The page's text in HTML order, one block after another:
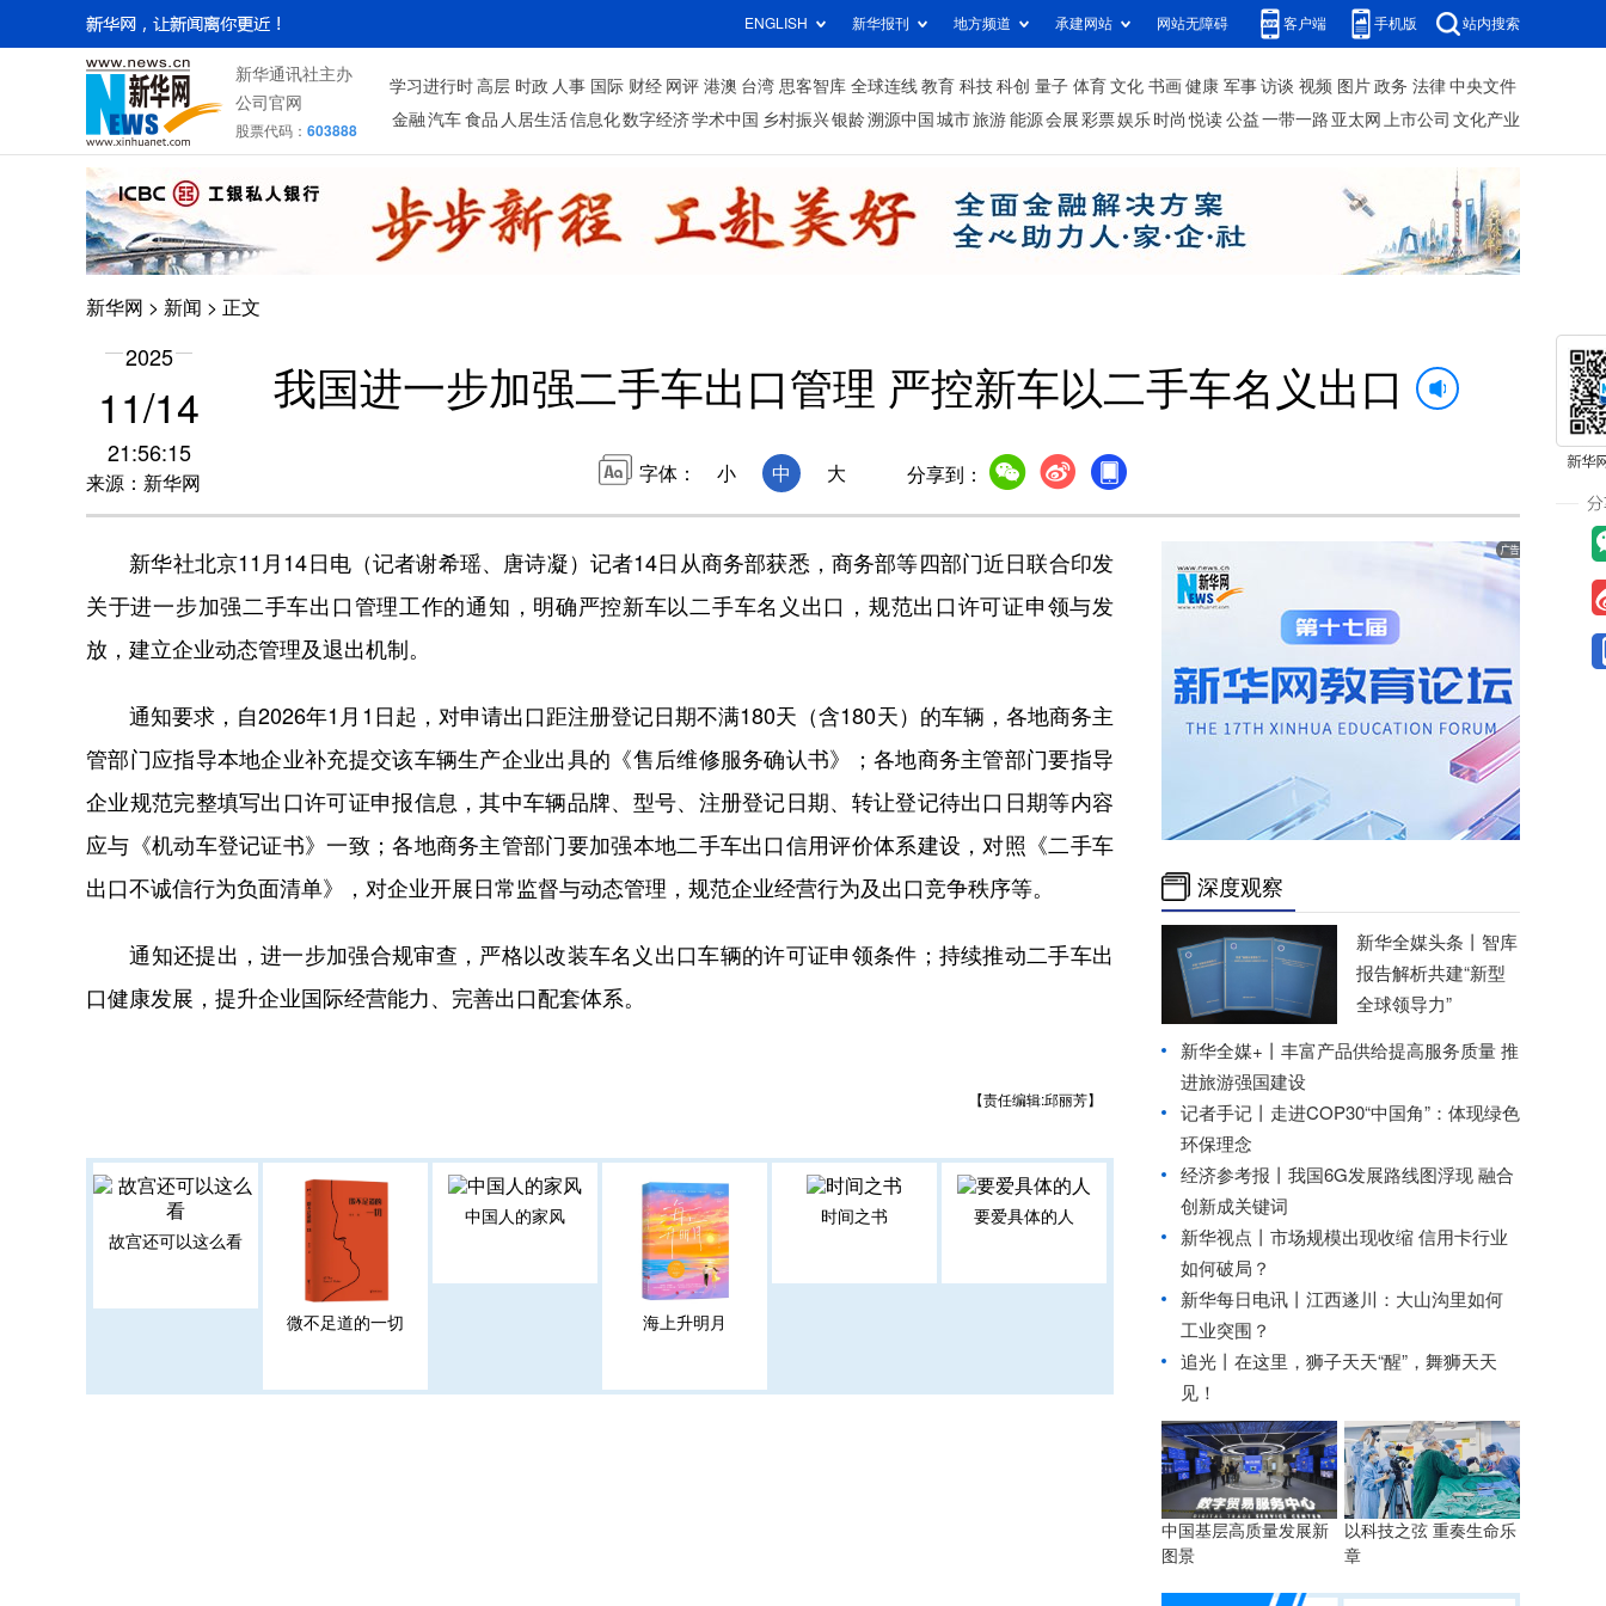
ENGLISH 新华报刊 地方频道 承建网站 网站无障碍 客户端 手机版 站内搜索
新华通讯社主办
公司官网
股票代码： 603888
学习进行时 高层 时政 人事 国际 财经 网评 港澳 台湾 思客智库 全球连线 教育 科技 科创 量子 体育 文化 书画 健康 军事 访谈 视频 图片 政务 法律 中央文件
金融 汽车 食品 人居生活信息化数字经济学术中国 乡村振兴银龄溯源中国 城市旅游 能源 会展 彩票娱乐 时尚 悦读 公益 一带一路 亚太网 上市公司 文化产业
新华网 > 新闻 > 正文
2025
11/14
21:56:15
来源：新华网
我国进一步加强二手车出口管理 严控新车以二手车名义出口
字体： 小 中 大 分享到：
新华社北京11月14日电（记者谢希瑶、唐诗凝）记者14日从商务部获悉，商务部等四部门近日联合印发
关于进一步加强二手车出口管理工作的通知，明确严控新车以二手车名义出口，规范出口许可证申领与发
放，建立企业动态管理及退出机制。
通知要求，自2026年1月1日起，对申请出口距注册登记日期不满180天（含180天）的车辆，各地商务主
管部门应指导本地企业补充提交该车辆生产企业出具的《售后维修服务确认书》；各地商务主管部门要指导
企业规范完整填写出口许可证申报信息，其中车辆品牌、型号、注册登记日期、转让登记待出口日期等内容
应与《机动车登记证书》一致；各地商务主管部门要加强本地二手车出口信用评价体系建设，对照《二手车
出口不诚信行为负面清单》，对企业开展日常监督与动态管理，规范企业经营行为及出口竞争秩序等。
通知还提出，进一步加强合规审查，严格以改装车名义出口车辆的许可证申领条件；持续推动二手车出
口健康发展，提升企业国际经营能力、完善出口配套体系。
【责任编辑:邱丽芳】
故宫还可以这么看
微不足道的一切
中国人的家风
海上升明月
时间之书 要爱具体的人
深度观察
新华全媒头条丨 智库
报告解析共建“新型
全球领导力”
新华全媒+丨 丰富产品供给提高服务质量 推
进旅游强国建设
记者手记丨走进COP30“中国角”：体现绿色
环保理念
经济参考报丨 我国6G发展路线图浮现 融合
创新成关键词
新华视点丨 市场规模出现收缩 信用卡行业
如何破局？
新华每日电讯丨 江西遂川：大山沟里如何
工业突围？
追光丨 在这里，狮子天天“醒”，舞狮天天
见！
中国基层高质量发展新
图景
以科技之弦 重奏生命乐
章